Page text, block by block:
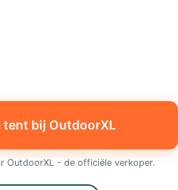
tent bij OutdoorXL
OutdoorXL - de officiële verkoper.